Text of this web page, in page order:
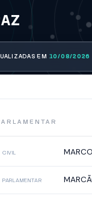
EM 10/08/2026
CIVIL
PARLAMENTAR